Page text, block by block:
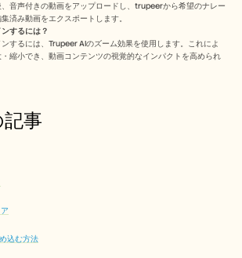
、音声付きの動画をアップロードし、trupeerから希望のナレー
済み動画をエクスポートします。
するには？
するには、Trupeer AIのズーム効果を使用します。これによ
縮小でき、動画コンテンツの視覚的なインパクトを高められ
事
込む方法